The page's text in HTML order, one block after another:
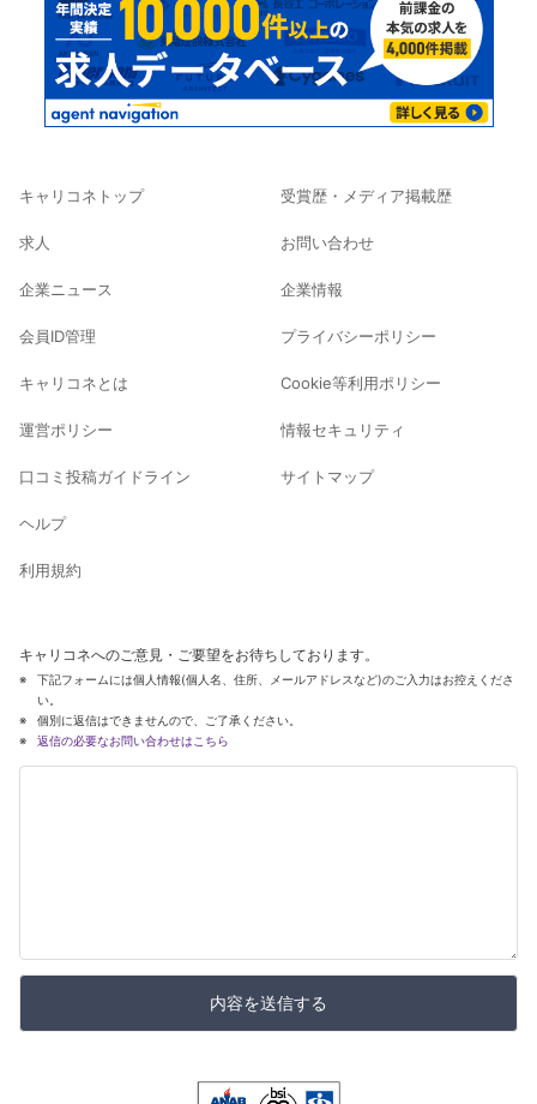
キャリコネトップ
求人
企業ニュース
会員ID管理
キャリコネとは
運営ポリシー
口コミ投稿ガイドライン
ヘルプ
利用規約
受賞歴・メディア掲載歴
お問い合わせ
企業情報
プライバシーポリシー
Cookie等利用ポリシー
情報セキュリティ
サイトマップ
キャリコネへのご意見・ご要望をお待ちしております。
下記フォームには個人情報(個人名、住所、メールアドレスなど)のご入力はお控えくださ
い。
個別に返信はできませんので、ご了承ください。
返信の必要なお問い合わせはこちら
内容を送信する